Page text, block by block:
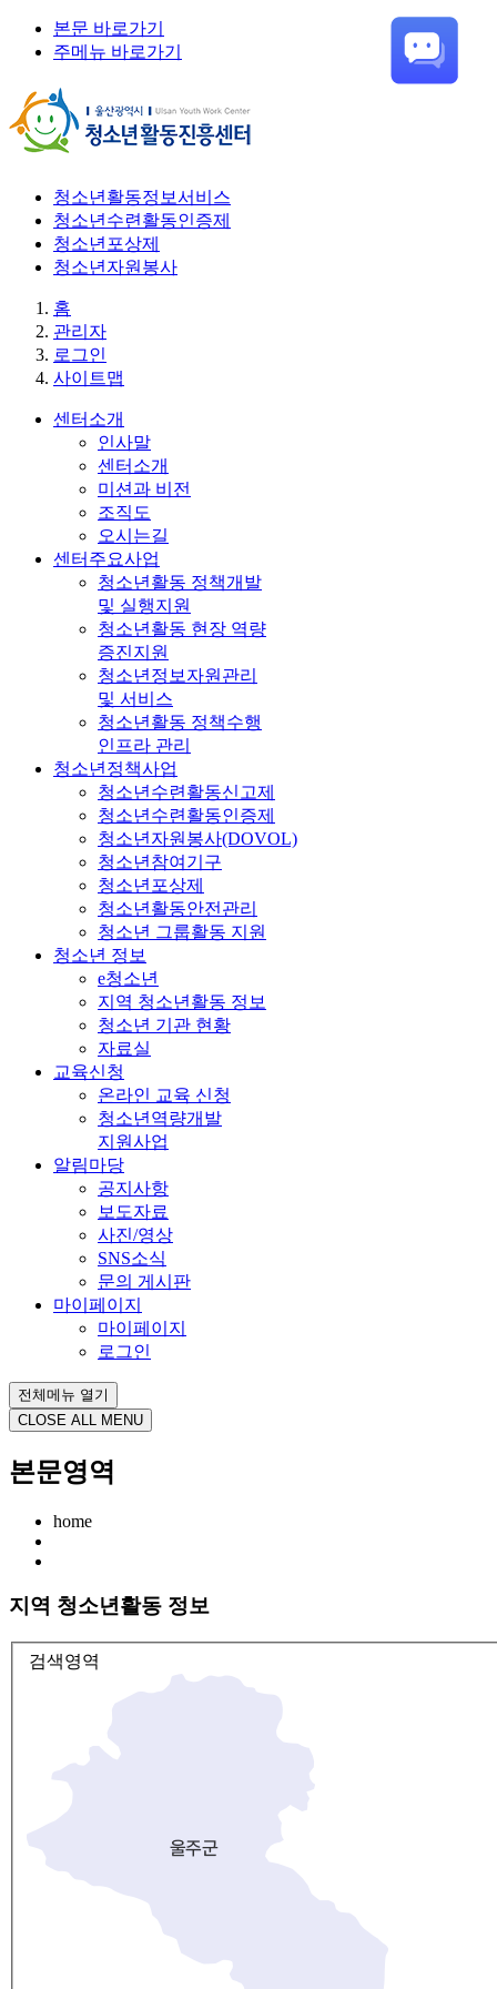
본문 바로가기
주메뉴 바로가기
청소년활동정보서비스
청소년수련활동인증제
청소년포상제
청소년자원봉사
홈
관리자
로그인
사이트맵
센터소개
인사말
센터소개
미션과 비전
조직도
오시는길
센터주요사업
청소년활동 정책개발
및 실행지원
청소년활동 현장 역량
증진지원
청소년정보자원관리
및 서비스
청소년활동 정책수행
인프라 관리
청소년정책사업
청소년수련활동신고제
청소년수련활동인증제
청소년자원봉사(DOVOL)
청소년참여기구
청소년포상제
청소년활동안전관리
청소년 그룹활동 지원
청소년 정보
e청소년
지역 청소년활동 정보
청소년 기관 현황
자료실
교육신청
온라인 교육 신청
청소년역량개발
지원사업
알림마당
공지사항
보도자료
사진/영상
SNS소식
문의 게시판
마이페이지
마이페이지
로그인
전체메뉴 열기
CLOSE ALL MENU
본문영역
home
지역 청소년활동 정보
검색영역